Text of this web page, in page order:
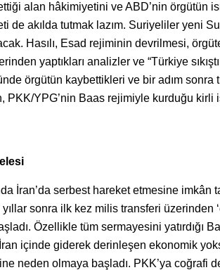
alan hâkimiyetini ve ABD’nin örgütün
de akılda tutmak lazım. Suriyeliler yeni
Hasılı, Esad rejiminin devrilmesi,
yaptıkları analizler ve “Türkiye
örgütün kaybettikleri ve bir adım sonra
PKK/YPG’nin Baas rejimiyle kurduğu kirli
İran’da serbest hareket etmesine imkân
sonra ilk kez milis transferi üzerinden
Özellikle tüm sermayesini yatırdığı
İran içinde giderek derinleşen ekonomik
neden olmaya başladı. PKK’ya coğrafi